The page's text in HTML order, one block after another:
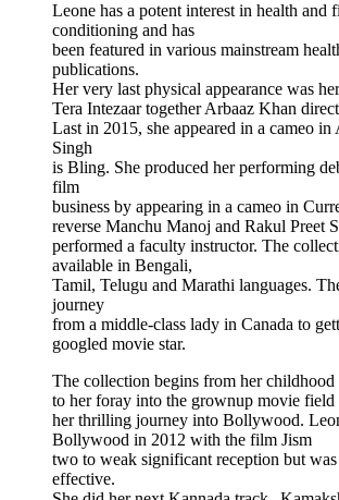
Leone has a potent interest in health and
conditioning and has
been featured in various mainstream
publications.
Her very last physical appearance was
Tera Intezaar together Arbaaz Khan
Last in 2015, she appeared in a cameo in
Singh
is Bling. She produced her performing
film
business by appearing in a cameo in
reverse Manchu Manoj and Rakul Preet
performed a faculty instructor. The
available in Bengali,
Tamil, Telugu and Marathi languages.
journey
from a middle-class lady in Canada to
googled movie star.
The collection begins from her childhood
to her foray into the grownup movie field
her thrilling journey into Bollywood.
Bollywood in 2012 with the film Jism
two to weak significant reception but
effective.